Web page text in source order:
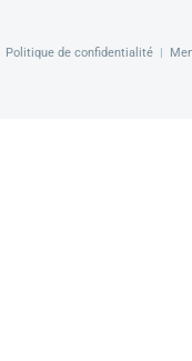
Politique de confidentialité|